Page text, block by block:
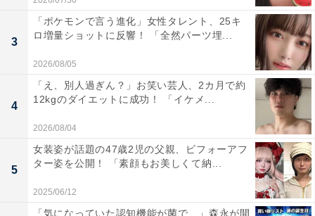
3
「ポケモンで言う進化」女性タレント、25キ
ロ増量ショットに反響！ 「全然パーツ埋...
2026/08/05
4
「え、別人過ぎん？」お笑い芸人、2カ月で約
12kgのダイエットに成功！ 「イケメ...
2026/08/04
5
女装姿が話題の47歳2児の父親、ビフォーアフ
ター姿を公開！ 「素顔もお美しくて納...
2025/06/12
「気になっていた認知機能が菌で…」森永が開